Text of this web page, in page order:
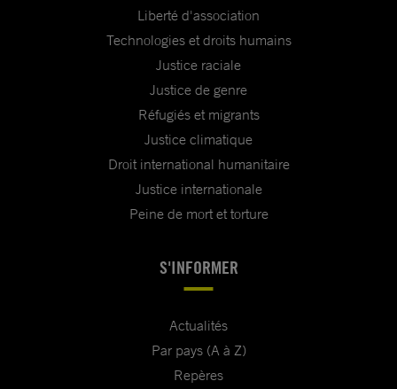
Liberté d'association
Technologies et droits humains
Justice raciale
Justice de genre
Réfugiés et migrants
Justice climatique
Droit international humanitaire
Justice internationale
Peine de mort et torture
S'INFORMER
Actualités
Par pays (A à Z)
Repères